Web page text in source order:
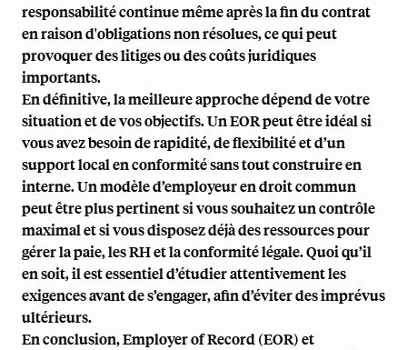
responsabilité continue même après la fin du contrat
en raison d'obligations non résolues, ce qui peut
provoquer des litiges ou des coûts juridiques
importants.
En définitive, la meilleure approche dépend de votre
situation et de vos objectifs. Un EOR peut être idéal si
vous avez besoin de rapidité, de flexibilité et d’un
support local en conformité sans tout construire en
interne. Un modèle d’employeur en droit commun
peut être plus pertinent si vous souhaitez un contrôle
maximal et si vous disposez déjà des ressources pour
gérer la paie, les RH et la conformité légale. Quoi qu’il
en soit, il est essentiel d’étudier attentivement les
exigences avant de s’engager, afin d’éviter des imprévus
ultérieurs.
En conclusion, Employer of Record (EOR) et